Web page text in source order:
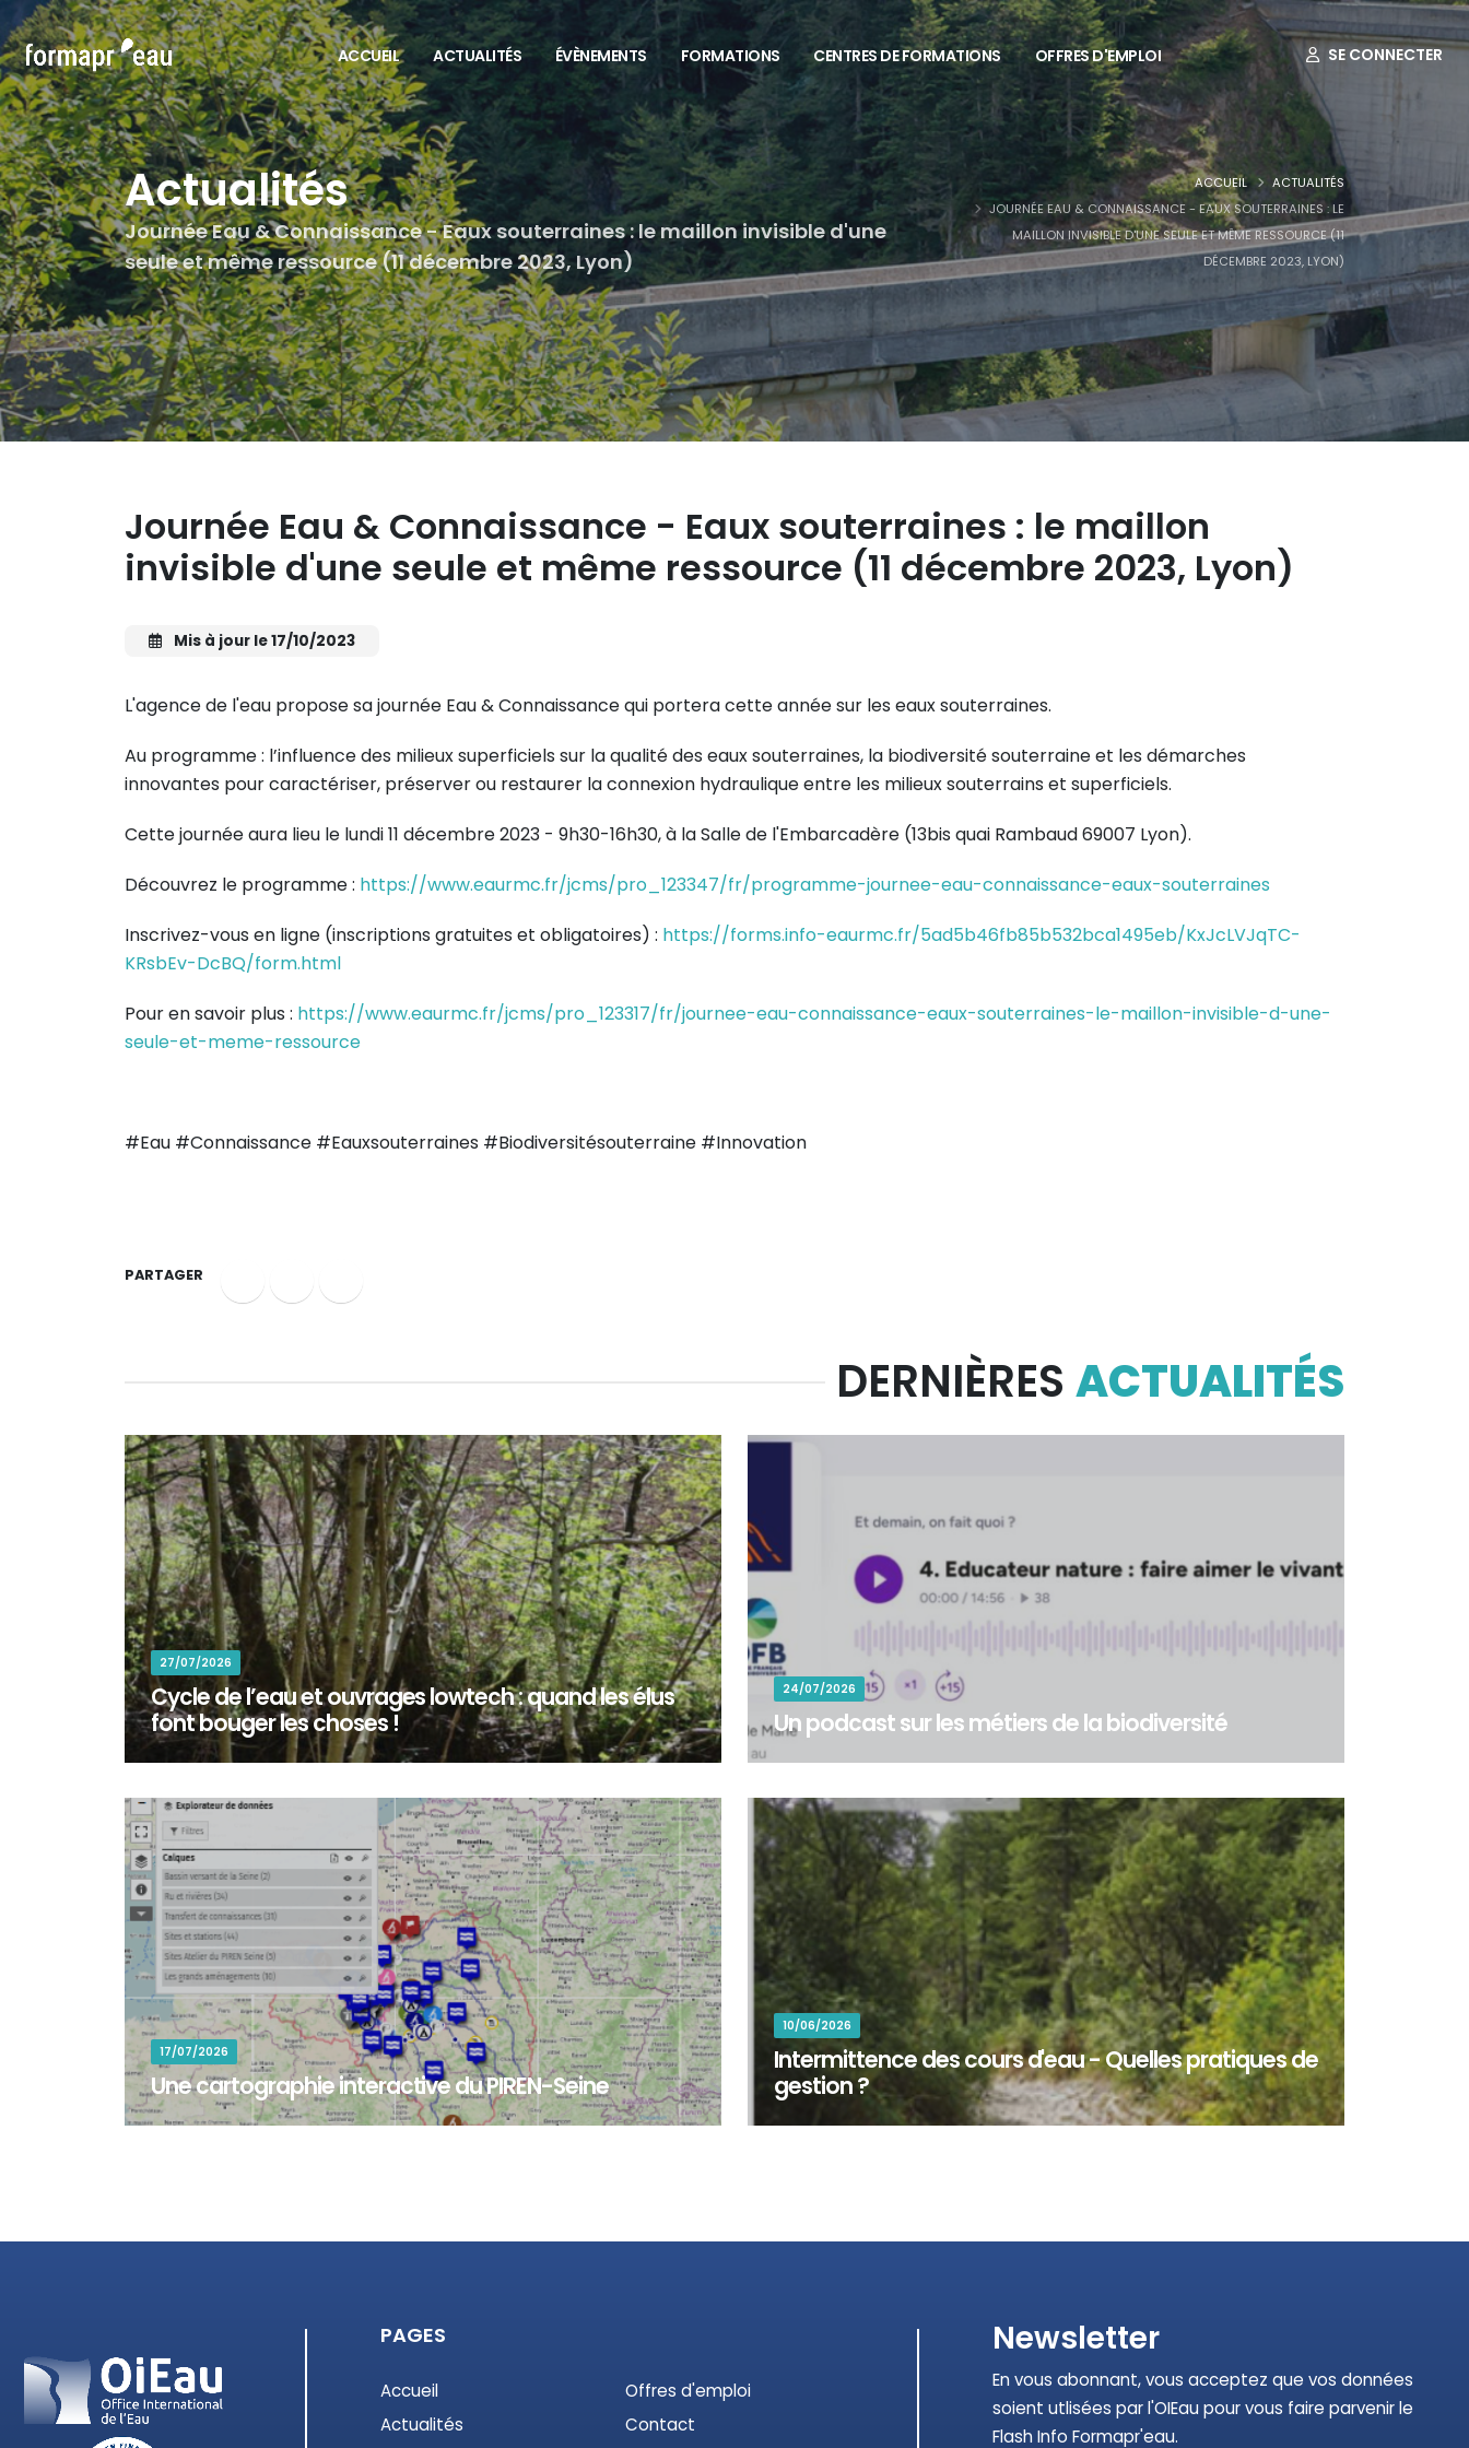
ACCUEIL ACTUALITÉS ÉVÈNEMENTS FORMATIONS CENTRES DE FORMATIONS OFFRES D'EMPLOI SE CONNECTER
Actualités
Journée Eau & Connaissance - Eaux souterraines : le maillon invisible d'une
seule et même ressource (11 décembre 2023, Lyon)
ACCUEIL
ACTUALITÉS
JOURNÉE EAU & CONNAISSANCE - EAUX SOUTERRAINES : LE
MAILLON INVISIBLE D'UNE SEULE ET MÊME RESSOURCE (11
DÉCEMBRE 2023, LYON)
Journée Eau & Connaissance - Eaux souterraines : le maillon
invisible d'une seule et même ressource (11 décembre 2023, Lyon)
Mis à jour le 17/10/2023
L'agence de l'eau propose sa journée Eau & Connaissance qui portera cette année sur les eaux souterraines.
Au programme : l’influence des milieux superficiels sur la qualité des eaux souterraines, la biodiversité souterraine et les démarches
innovantes pour caractériser, préserver ou restaurer la connexion hydraulique entre les milieux souterrains et superficiels.
Cette journée aura lieu le lundi 11 décembre 2023 - 9h30-16h30, à la Salle de l'Embarcadère (13bis quai Rambaud 69007 Lyon).
Découvrez le programme : https://www.eaurmc.fr/jcms/pro_123347/fr/programme-journee-eau-connaissance-eaux-souterraines
Inscrivez-vous en ligne (inscriptions gratuites et obligatoires) : https://forms.info-eaurmc.fr/5ad5b46fb85b532bca1495eb/KxJcLVJqTC-
KRsbEv-DcBQ/form.html
Pour en savoir plus : https://www.eaurmc.fr/jcms/pro_123317/fr/journee-eau-connaissance-eaux-souterraines-le-maillon-invisible-d-une-
seule-et-meme-ressource
#Eau #Connaissance #Eauxsouterraines #Biodiversitésouterraine #Innovation
PARTAGER
DERNIÈRES ACTUALITÉS
27/07/2026
Cycle de l’eau et ouvrages lowtech : quand les élus
font bouger les choses !
En octobre 2025, une centaine de bénévoles ont répondu à l’appel de la
24/07/2026
Un podcast sur les métiers de la biodiversité
&nbsp;Un podcast sur les métiers de la biodiversité - Dans le cadre du Work
17/07/2026
Une cartographie interactive du PIREN-Seine
La cartographie interactive du PIREN-Seine permet d'explorer les territoires,
10/06/2026
Intermittence des cours d'eau - Quelles pratiques de
gestion ?
Plus de la moitié du réseau hydrographique mondial est concerné par la
PAGES
Accueil
Actualités
Offres d'emploi
Contact
Newsletter
En vous abonnant, vous acceptez que vos données
soient utlisées par l'OIEau pour vous faire parvenir le
Flash Info Formapr'eau.